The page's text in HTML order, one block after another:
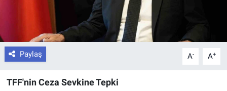
Paylaş A- A+
TFF'nin Ceza Sevkine Tepki